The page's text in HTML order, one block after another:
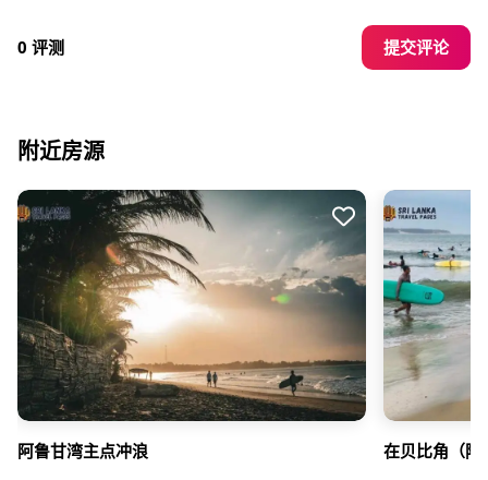
0 评测 提交评论
附近房源
阿鲁甘湾主点冲浪 在贝比角（阿